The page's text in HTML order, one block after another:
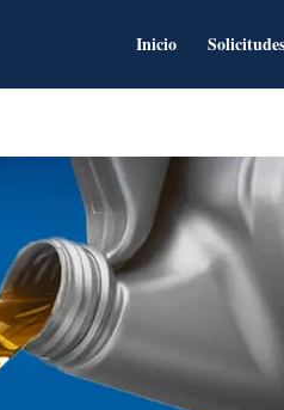
Inicio Solicitudes